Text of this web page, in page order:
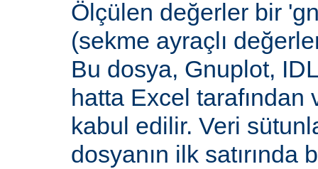
Ölçülen değerler bir
(sekme ayraçlı
Bu dosya, Gnuplot,
hatta Excel tarafından
kabul edilir. Veri
dosyanın ilk satırında